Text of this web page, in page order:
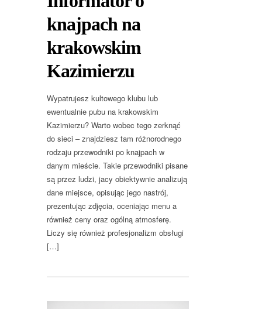
knajpach na
krakowskim
Kazimierzu
Wypatrujesz kultowego klubu lub
ewentualnie pubu na krakowskim
Kazimierzu? Warto wobec tego zerknąć
do sieci – znajdziesz tam różnorodnego
rodzaju przewodniki po knajpach w
danym mieście. Takie przewodniki pisane
są przez ludzi, jacy obiektywnie analizują
dane miejsce, opisując jego nastrój,
prezentując zdjęcia, oceniając menu a
również ceny oraz ogólną atmosferę.
Liczy się również profesjonalizm obsługi
[…]